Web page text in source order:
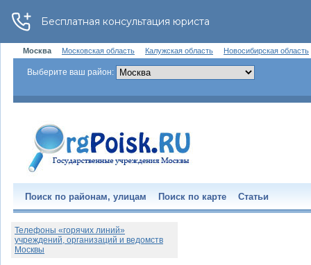
Москва Московская область Калужская область Новосибирская область
Выберите ваш район:
Поиск по районам, улицам Поиск по карте Статьи
Телефоны «горячих линий»
учреждений, организаций и ведомств
Москвы